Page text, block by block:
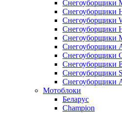
Снегоуборщики
Снегоуборщики
Снегоуборщики
Снегоуборщики
Снегоуборщики
Снегоуборщики
Снегоуборщики
Снегоуборщики
Снегоуборщики
Снегоуборщики
Мотоблоки
Беларус
Champion